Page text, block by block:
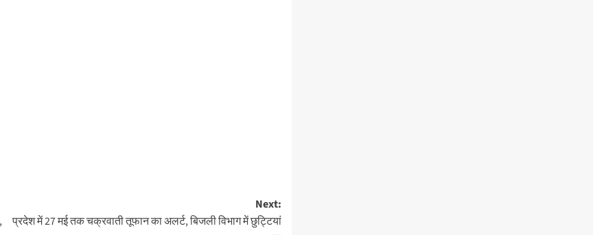
Next:
प्रदेश में 27 मई तक चक्रवाती तूफान का अलर्ट, बिजली विभाग में छुट्टियां